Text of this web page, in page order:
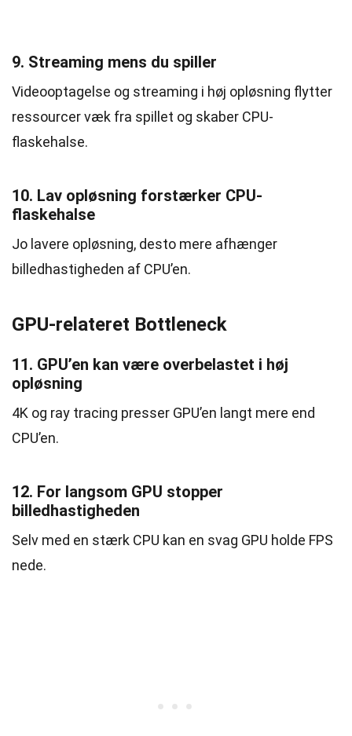
9. Streaming mens du spiller
Videooptagelse og streaming i høj opløsning flytter
ressourcer væk fra spillet og skaber CPU-
flaskehalse.
10. Lav opløsning forstærker CPU-
flaskehalse
Jo lavere opløsning, desto mere afhænger
billedhastigheden af CPU’en.
GPU-relateret Bottleneck
11. GPU’en kan være overbelastet i høj
opløsning
4K og ray tracing presser GPU’en langt mere end
CPU’en.
12. For langsom GPU stopper
billedhastigheden
Selv med en stærk CPU kan en svag GPU holde FPS
nede.